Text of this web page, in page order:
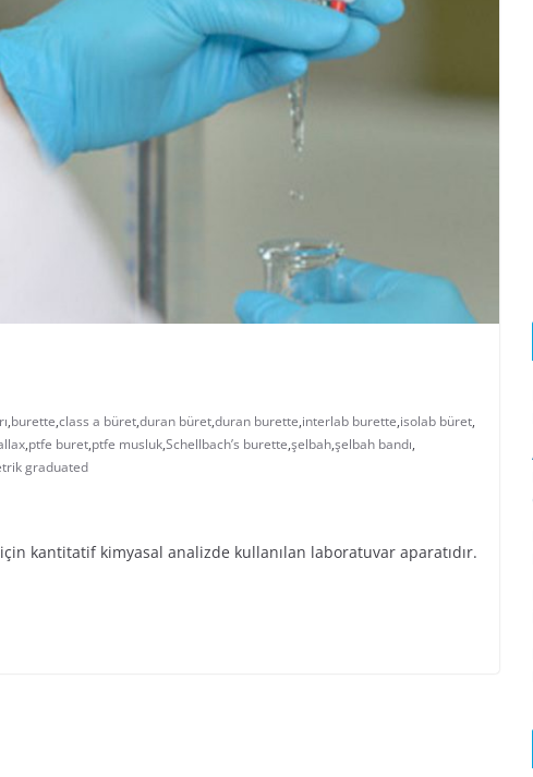
,burette,class a büret,duran büret,duran burette,interlab burette,isolab büret,
,ptfe buret,ptfe musluk,Schellbach’s burette,şelbah,şelbah bandı,
graduated
kantitatif kimyasal analizde kullanılan laboratuvar aparatıdır.